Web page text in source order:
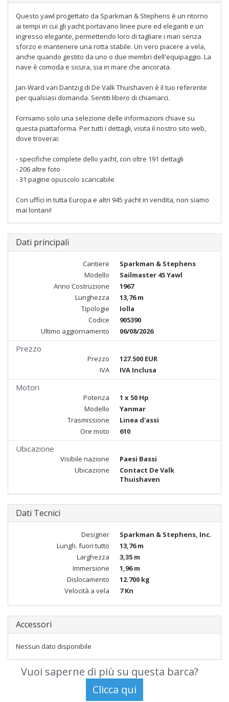
Questo yawl progettato da Sparkman & Stephens è un ritorno
ai tempi in cui gli yacht portavano linee pure ed eleganti e un
ingresso elegante, permettendo loro di tagliare i mari senza
sforzo e mantenere una rotta stabile. Un vero piacere a vela,
anche quando gestito da uno o due membri dell'equipaggio. La
nave è comoda e sicura, sia in mare che ancorata.
Jan-Ward van Dantzig di De Valk Thuishaven è il tuo referente
per qualsiasi domanda. Sentiti libero di chiamarci.
Forniamo solo una selezione delle informazioni chiave su
questa piattaforma. Per tutti i dettagli, visita il nostro sito web,
dove troverai:
- specifiche complete dello yacht, con oltre 191 dettagli
- 206 altre foto
- 31 pagine opuscolo scaricabile
Con uffici in tutta Europa e altri 945 yacht in vendita, non siamo
mai lontani!
Dati principali
Cantiere
Sparkman & Stephens
Modello
Sailmaster 45 Yawl
Anno Costruzione
1967
Lunghezza
13,76 m
Tipologie
Iolla
Codice
905390
Ultimo aggiornamento
06/08/2026
Prezzo
Prezzo
127.500 EUR
IVA
IVA Inclusa
Motori
Potenza
1 x 50 Hp
Modello
Yanmar
Trasmissione
Linea d'assi
Ore moto
610
Ubicazione
Visibile nazione
Paesi Bassi
Ubicazione
Contact De Valk
Thuishaven
Dati Tecnici
Designer
Sparkman & Stephens, Inc.
Lungh. fuori tutto
13,76 m
Larghezza
3,35 m
Immersione
1,96 m
Dislocamento
12.700 kg
Velocità a vela
7 Kn
Accessori
Nessun dato disponibile
Vuoi saperne di più su questa barca?